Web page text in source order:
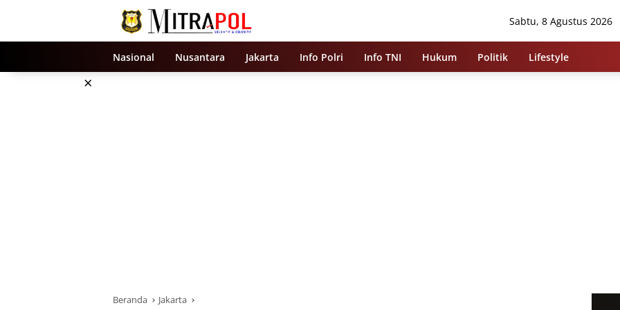
Sabtu, 8 Agustus 2026
Nasional Nusantara Jakarta Info Polri Info TNI Hukum Politik Lifestyle
×
Beranda Jakarta